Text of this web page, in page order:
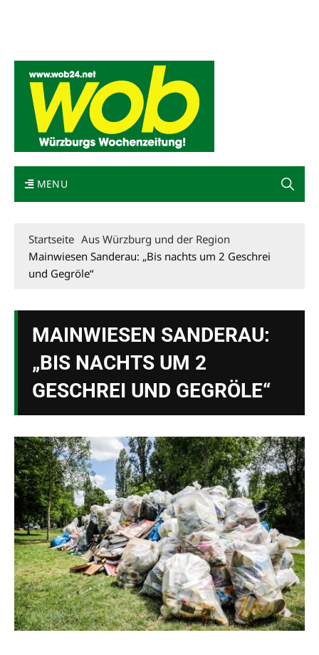
MENU
Startseite Aus Würzburg und der Region
Mainwiesen Sanderau: „Bis nachts um 2 Geschrei
und Gegröle“
MAINWIESEN SANDERAU:
„BIS NACHTS UM 2
GESCHREI UND GEGRÖLE“